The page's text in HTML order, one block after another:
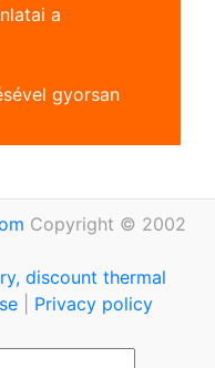
a
gyorsan
Copyright © 2002
discount thermal
Privacy policy